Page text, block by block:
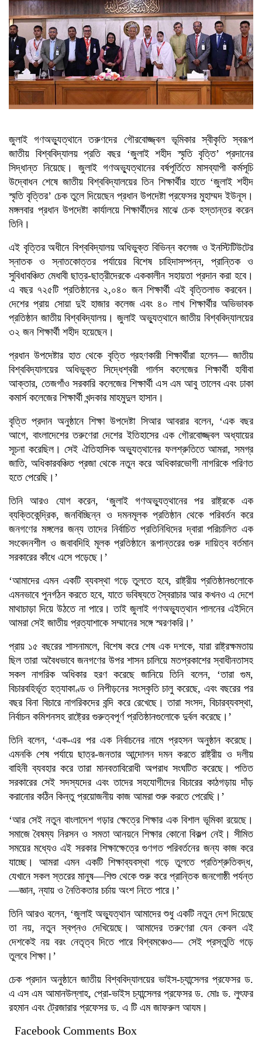
মালয়েশিয়া প্রধানমন্ত্রীর
ত্রয়োদশ জাতীয় সংসদ নির্বাচনে বিজয়
লাভে তারেক রহমানকে অভিনন্দন
জানালেন মার্কিন পররাষ্ট্রমন্ত্রী
ত্রয়োদশ জাতীয় সংসদ নির্বাচনের
বিজয়ে তারেক রহমানকে অভিনন্দন
নেপালের প্রধানমন্ত্রীর
জুলাই গণঅভ্যুত্থানে তরুণদের গৌরবোজ্জ্বল ভূমিকার স্বীকৃতি স্বরূপ
জাতীয় বিশ্ববিদ্যালয় প্রতি বছর ‘জুলাই শহীদ স্মৃতি বৃত্তি’ প্রদানের
সিদ্ধান্ত নিয়েছে। জুলাই গণঅভ্যুত্থানের বর্ষপূর্তিতে মাসব্যাপী কর্মসূচি
উদ্বোধন শেষে জাতীয় বিশ্ববিদ্যালয়ের তিন শিক্ষার্থীর হাতে ‘জুলাই শহীদ
স্মৃতি বৃত্তির’ চেক তুলে দিয়েছেন প্রধান উপদেষ্টা প্রফেসর মুহাম্মদ ইউনূস।
মঙ্গলবার প্রধান উপদেষ্টা কার্যালয়ে শিক্ষার্থীদের মাঝে চেক হস্তান্তর করেন
তিনি।
এই বৃত্তির অধীনে বিশ্ববিদ্যালয় অধিভুক্ত বিভিন্ন কলেজ ও ইনস্টিটিউটের
স্নাতক ও স্নাতকোত্তর পর্যায়ের বিশেষ চাহিদাসম্পন্ন, প্রান্তিক ও
সুবিধাবঞ্চিত মেধাবী ছাত্র-ছাত্রীদেরকে এককালীন সহায়তা প্রদান করা হবে।
এ বছর ৭২৫টি প্রতিষ্ঠানের ২,০৪০ জন শিক্ষার্থী এই বৃত্তিলাভ করবেন।
দেশের প্রায় সোয়া দুই হাজার কলেজ এবং ৪০ লাখ শিক্ষার্থীর অভিভাবক
প্রতিষ্ঠান জাতীয় বিশ্ববিদ্যালয়। জুলাই অভ‍্যুত্থানে জাতীয় বিশ্ববিদ্যালয়ের
৩২ জন শিক্ষার্থী শহীদ হয়েছেন।
প্রধান উপদেষ্টার হাত থেকে বৃত্তি গ্রহণকারী শিক্ষার্থীরা হলেন— জাতীয়
বিশ্ববিদ্যালয়ের অধিভুক্ত সিদ্ধেশ্বরী গার্লস কলেজের শিক্ষার্থী হাবীবা
আক্তার, তেজগাঁও সরকারি কলেজের শিক্ষার্থী এস এম আবু তালেব এবং ঢাকা
কমার্স কলেজের শিক্ষার্থী খন্দকার মাহমুদুল হাসান।
বৃত্তি প্রদান অনুষ্ঠানে শিক্ষা উপদেষ্টা সিআর আবরার বলেন, ‘এক বছর
আগে, বাংলাদেশের তরুণেরা দেশের ইতিহাসের এক গৌরবোজ্জ্বল অধ্যায়ের
সূচনা করেছিল। সেই ঐতিহাসিক অভ্যুত্থানের ফলশ্রুতিতে আমরা, সমগ্র
জাতি, অধিকারবঞ্চিত প্রজা থেকে নতুন করে অধিকারভোগী নাগরিকে পরিণত
হতে পেরেছি।’
তিনি আরও যোগ করেন, ‘জুলাই গণঅভ্যুত্থানের পর রাষ্ট্রকে এক
ব্যক্তিকেন্দ্রিক, জনবিচ্ছিন্ন ও দমনমূলক প্রতিষ্ঠান থেকে পরিবর্তন করে
জনগণের মঙ্গলের জন্য তাদের নির্বাচিত প্রতিনিধিদের দ্বারা পরিচালিত এক
সংবেদনশীল ও জবাবদিহি মূলক প্রতিষ্ঠানে রূপান্তরের গুরু দায়িত্ব বর্তমান
সরকারের কাঁধে এসে পড়েছে।’
‘আমাদের এমন একটি ব্যবস্থা গড়ে তুলতে হবে, রাষ্ট্রীয় প্রতিষ্ঠানগুলোকে
এমনভাবে পুনর্গঠন করতে হবে, যাতে ভবিষ্যতে স্বৈরাচার আর কখনও এ দেশে
মাথাচাড়া দিয়ে উঠতে না পারে। তাই জুলাই গণঅভ্যুত্থান পালনের এইদিনে
আমরা সেই জাতীয় প্রত্যাশাকে সম্মানের সঙ্গে স্মরণকরি।’
প্রায় ১৫ বছরের শাসনামলে, বিশেষ করে শেষ এক দশকে, যারা রাষ্ট্রক্ষমতায়
ছিল তারা অবৈধভাবে জনগণের উপর শাসন চালিয়ে মতপ্রকাশের স্বাধীনতাসহ
সকল নাগরিক অধিকার হরণ করেছে জানিয়ে তিনি বলেন, ‘তারা গুম,
বিচারবহির্ভূত হত্যাকাণ্ড ও নিপীড়নের সংস্কৃতি চালু করেছে, এবং বছরের পর
বছর বিনা বিচারে নাগরিকদের বন্দি করে রেখেছে। তারা সংসদ, বিচারব্যবস্থা,
নির্বাচন কমিশনসহ রাষ্ট্রের গুরুত্বপূর্ণ প্রতিষ্ঠানগুলোকে দুর্বল করেছে।’
তিনি বলেন, ‘এক-এর পর এক নির্বাচনের নামে প্রহসন অনুষ্ঠান করেছে।
এমনকি শেষ পর্যায়ে ছাত্র-জনতার আন্দোলন দমন করতে রাষ্ট্রীয় ও দলীয়
বাহিনী ব্যবহার করে তারা মানবতাবিরোধী অপরাধ সংঘটিত করেছে। পতিত
সরকারের সেই সদস্যদের এবং তাদের সহযোগীদের বিচারের কাঠগড়ায় দাঁড়
করানোর কঠিন কিন্তু প্রয়োজনীয় কাজ আমরা শুরু করতে পেরেছি।’
‘আর সেই নতুন বাংলাদেশ গড়ার ক্ষেত্রে শিক্ষার এক বিশাল ভূমিকা রয়েছে।
সমাজে বৈষম্য নিরসন ও সমতা আনয়নে শিক্ষার কোনো বিকল্প নেই। সীমিত
সময়ের মধ্যেও এই সরকার শিক্ষাক্ষেত্রে গুণগত পরিবর্তনের জন্য কাজ করে
যাচ্ছে। আমরা এমন একটি শিক্ষাব্যবস্থা গড়ে তুলতে প্রতিশ্রুতিবদ্ধ,
যেখানে সকল স্তরের মানুষ—শিশু থেকে শুরু করে প্রান্তিক জনগোষ্ঠী পর্যন্ত
—জ্ঞান, ন্যায় ও নৈতিকতার চর্চায় অংশ নিতে পারে।’
তিনি আরও বলেন, ‘জুলাই অভ্যুত্থান আমাদের শুধু একটি নতুন দেশ দিয়েছে
তা নয়, নতুন স্বপ্নও দেখিয়েছে। আমাদের তরুণেরা যেন কেবল এই
দেশকেই নয় বরং নেতৃত্ব দিতে পারে বিশ্বমঞ্চেও— সেই প্রস্তুতি গড়ে
তুলবে শিক্ষা।’
চেক প্রদান অনুষ্ঠানে জাতীয় বিশ্ববিদ্যালয়ের ভাইস-চ্যান্সেলর প্রফেসর ড.
এ এস এম আমানউল্লাহ, প্রো-ভাইস চ্যান্সেলর প্রফেসর ড. মোঃ ড. লুৎফর
রহমান এবং ট্রেজারার প্রফেসর ড. এ টি এম জাফরুল আযম।
Facebook Comments Box